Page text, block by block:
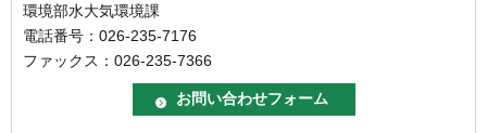
環境部水大気環境課
電話番号：026-235-7176
ファックス：026-235-7366